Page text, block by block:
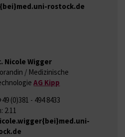
rostock.de
Nicole Wigger
/ Medizinische
AG Kipp
(0)381 - 494 8433
2.11